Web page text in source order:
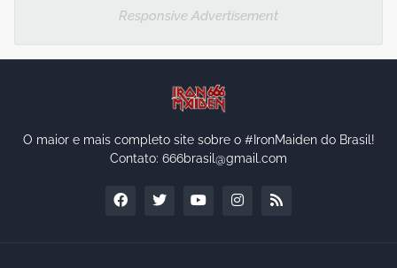
Responsive Advertisement
O maior e mais completo site sobre o #IronMaiden do Brasil!
Contato: 666brasil@gmail.com